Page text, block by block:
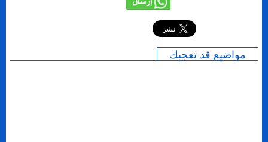
مواضيع قد تعجبك